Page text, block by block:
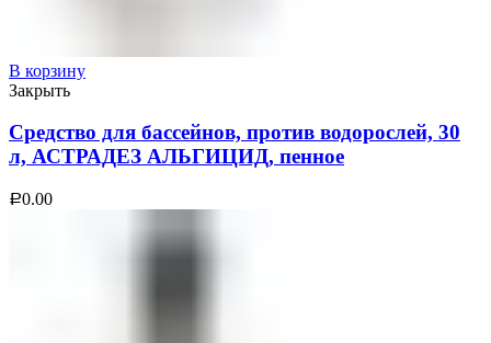
В корзину
Закрыть
Средство для бассейнов, против водорослей, 30
л, АСТРАДЕЗ АЛЬГИЦИД, пенное
Р0.00